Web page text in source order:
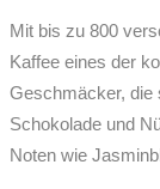
Mit bis zu 800
Kaffee eines der
Geschmäcker, die
Schokolade und
Noten wie